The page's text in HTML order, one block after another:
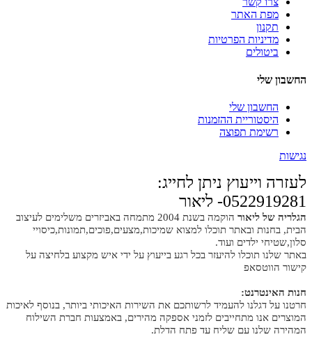
מפת האתר
תקנון
מדיניות הפרטיות
ביטולים
החשבון שלי
החשבון שלי
היסטוריית ההזמנות
רשימת תפוצה
נגישות
לעזרה וייעוץ ניתן לחייג:
0522919281- ליאור
הגלריה של ליאור
הוקמה בשנת 2004 מתמחה באביזרים משלימים לעיצוב
הבית, בחנות ובאתר תוכלו למצוא שמיכות,מצעים,פוכים,תמונות,כיסויי
סלון,שטיחי ילדים ועוד.
באתר שלנו תוכלו להיעזר בכל רגע בייעוץ על ידי איש מקצוע בלחיצה על
קישור הווטסאפ
חנות האינטרנט:
חרטנו על דגלנו להעמיד לרשותכם את השירות האיכותי ביותר, בנוסף לאיכות
המוצרים אנו מתחייבים לזמני אספקה מהירים, באמצעות חברת השילוח
המהירה שלנו עם שליח עד פתח הדלת.